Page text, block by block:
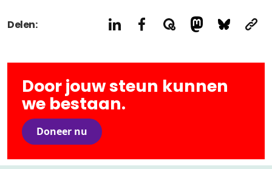
Delen:
Door jouw steun kunnen
we bestaan.
Doneer nu